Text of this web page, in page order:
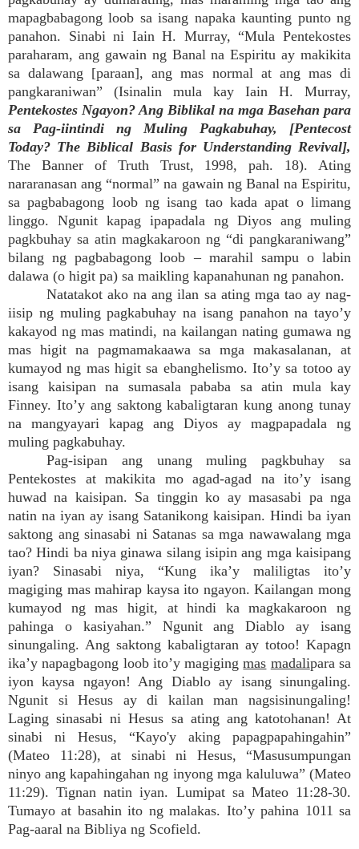
mapagbabagong loob sa isang napaka kaunting punto ng
panahon. Sinabi ni Iain H. Murray, “Mula Pentekostes
paraharam, ang gawain ng Banal na Espiritu ay makikita
sa dalawang [paraan], ang mas normal at ang mas di
pangkaraniwan” (Isinalin mula kay Iain H. Murray,
Pentekostes Ngayon? Ang Biblikal na mga Basehan para
sa Pag-iintindi ng Muling Pagkabuhay, [Pentecost
Today? The Biblical Basis for Understanding Revival],
The Banner of Truth Trust, 1998, pah. 18). Ating
nararanasan ang “normal” na gawain ng Banal na Espiritu,
sa pagbabagong loob ng isang tao kada apat o limang
linggo. Ngunit kapag ipapadala ng Diyos ang muling
pagkbuhay sa atin magkakaroon ng “di pangkaraniwang”
bilang ng pagbabagong loob – marahil sampu o labin
dalawa (o higit pa) sa maikling kapanahunan ng panahon.
Natatakot ako na ang ilan sa ating mga tao ay nag-
iisip ng muling pagkabuhay na isang panahon na tayo’y
kakayod ng mas matindi, na kailangan nating gumawa ng
mas higit na pagmamakaawa sa mga makasalanan, at
kumayod ng mas higit sa ebanghelismo. Ito’y sa totoo ay
isang kaisipan na sumasala pababa sa atin mula kay
Finney. Ito’y ang saktong kabaligtaran kung anong tunay
na mangyayari kapag ang Diyos ay magpapadala ng
muling pagkabuhay.
Pag-isipan ang unang muling pagkbuhay sa
Pentekostes at makikita mo agad-agad na ito’y isang
huwad na kaisipan. Sa tinggin ko ay masasabi pa nga
natin na iyan ay isang Satanikong kaisipan. Hindi ba iyan
saktong ang sinasabi ni Satanas sa mga nawawalang mga
tao? Hindi ba niya ginawa silang isipin ang mga kaisipang
iyan? Sinasabi niya, “Kung ika’y maliligtas ito’y
magiging mas mahirap kaysa ito ngayon. Kailangan mong
kumayod ng mas higit, at hindi ka magkakaroon ng
pahinga o kasiyahan.” Ngunit ang Diablo ay isang
sinungaling. Ang saktong kabaligtaran ay totoo! Kapagn
ika’y napagbagong loob ito’y magigingmas madalipara sa
iyon kaysa ngayon! Ang Diablo ay isang sinungaling.
Ngunit si Hesus ay di kailan man nagsisinungaling!
Laging sinasabi ni Hesus sa ating ang katotohanan! At
sinabi ni Hesus, “Kayo'y aking papagpapahingahin”
(Mateo 11:28), at sinabi ni Hesus, “Masusumpungan
ninyo ang kapahingahan ng inyong mga kaluluwa” (Mateo
11:29). Tignan natin iyan. Lumipat sa Mateo 11:28-30.
Tumayo at basahin ito ng malakas. Ito’y pahina 1011 sa
Pag-aaral na Bibliya ng Scofield.